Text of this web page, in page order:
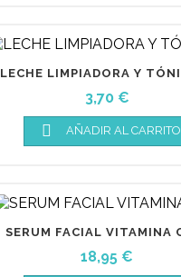
LECHE LIMPIADORA Y
Precio
3,70 €
 AÑADIR AL CARRITO
SERUM FACIAL VITAMINA
Precio
18,95 €